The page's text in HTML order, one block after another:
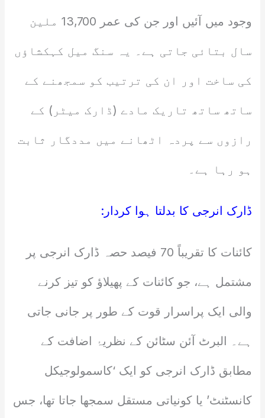
وجود میں آئیں اور جن کی عمر 13,700 ملین
سال بتائی جاتی ہے۔ یہ سنگ میل کہکشاؤں
کی ساخت اور ان کی ترتیب کو سمجھنے کے
ساتھ ساتھ تاریک مادے (ڈارک میٹر) کے
رازوں سے پردہ اٹھانے میں مددگار ثابت
ہو رہا ہے۔
ڈارک انرجی کا بدلتا ہوا کردار:
کائنات کا تقریباً 70 فیصد حصہ ڈارک انرجی پر
مشتمل ہے، جو کائنات کے پھیلاؤ کو تیز کرنے
والی ایک پراسرار قوت کے طور پر جانی جاتی
ہے۔ البرٹ آئن سٹائن کے نظریۂ اضافت کے
مطابق ڈارک انرجی کو ایک ‘کاسمولوجیکل
کانسٹنٹ’ یا کونیاتی مستقل سمجھا جاتا تھا، جس